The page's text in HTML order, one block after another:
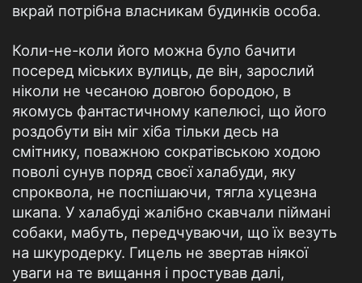
вкрай потрібна власникам будинків особа.
Коли-не-коли його можна було бачити
посеред міських вулиць, де він, зарослий
ніколи не чесаною довгою бородою, в
якомусь фантастичному капелюсі, що його
роздобути він міг хіба тільки десь на
смітнику, поважною сократівською ходою
поволі сунув поряд своєї халабуди, яку
спроквола, не поспішаючи, тягла хуцезна
шкапа. У халабуді жалібно скавчали піймані
собаки, мабуть, передчуваючи, що їх везуть
на шкуродерку. Гицель не звертав ніякої
уваги на те вищання і простував далі,